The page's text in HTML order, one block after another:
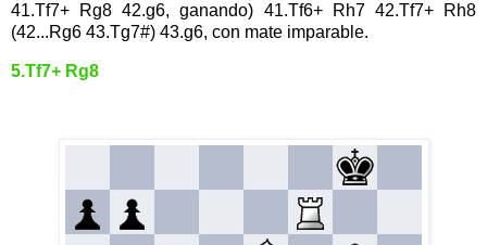
41.Tf7+ Rg8 42.g6, ganando) 41.Tf6+ Rh7 42.Tf7+ Rh8
(42...Rg6 43.Tg7#) 43.g6, con mate imparable.
5.Tf7+ Rg8